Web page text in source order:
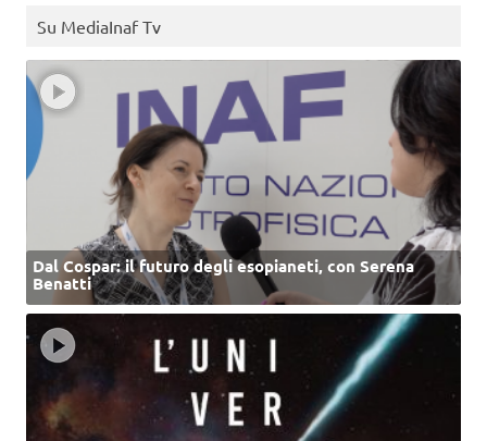
Su MediaInaf Tv
Dal Cospar: il futuro degli esopianeti, con Serena
Benatti